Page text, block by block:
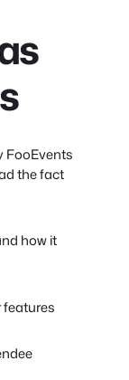
FooEvents
the fact
how it